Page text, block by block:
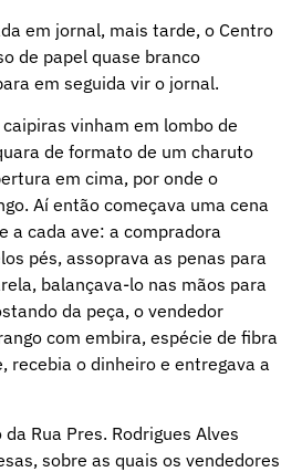
em jornal, mais tarde, o Centro
de papel quase branco
em seguida vir o jornal.
vinham em lombo de
de formato de um charuto
em cima, por onde o
Aí então começava uma cena
a cada ave: a compradora
pés, assoprava as penas para
balançava-lo nas mãos para
da peça, o vendedor
com embira, espécie de fibra
recebia o dinheiro e entregava a
Rua Pres. Rodrigues Alves
sobre as quais os vendedores